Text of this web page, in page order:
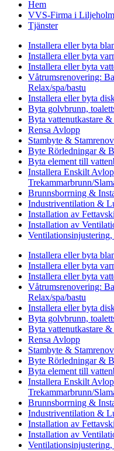
Hem
VVS-Firma i
Tjänster
Installera eller byta
Installera eller byta
Installera eller byta
Våtrumsrenovering:
Relax/spa/bastu
Installera eller byta
Byta golvbrunn,
Byta vattenutkastare
Rensa Avlopp
Stambyte &
Byte Rörledningar &
Byta element till
Installera Enskilt
Trekammarbrunn/
Brunnsborrning &
Industriventilation &
Installation av
Installation av
Installera eller byta
Installera eller byta
Installera eller byta
Våtrumsrenovering:
Relax/spa/bastu
Installera eller byta
Byta golvbrunn,
Byta vattenutkastare
Rensa Avlopp
Stambyte &
Byte Rörledningar &
Byta element till
Installera Enskilt
Trekammarbrunn/
Brunnsborrning &
Industriventilation &
Installation av
Installation av